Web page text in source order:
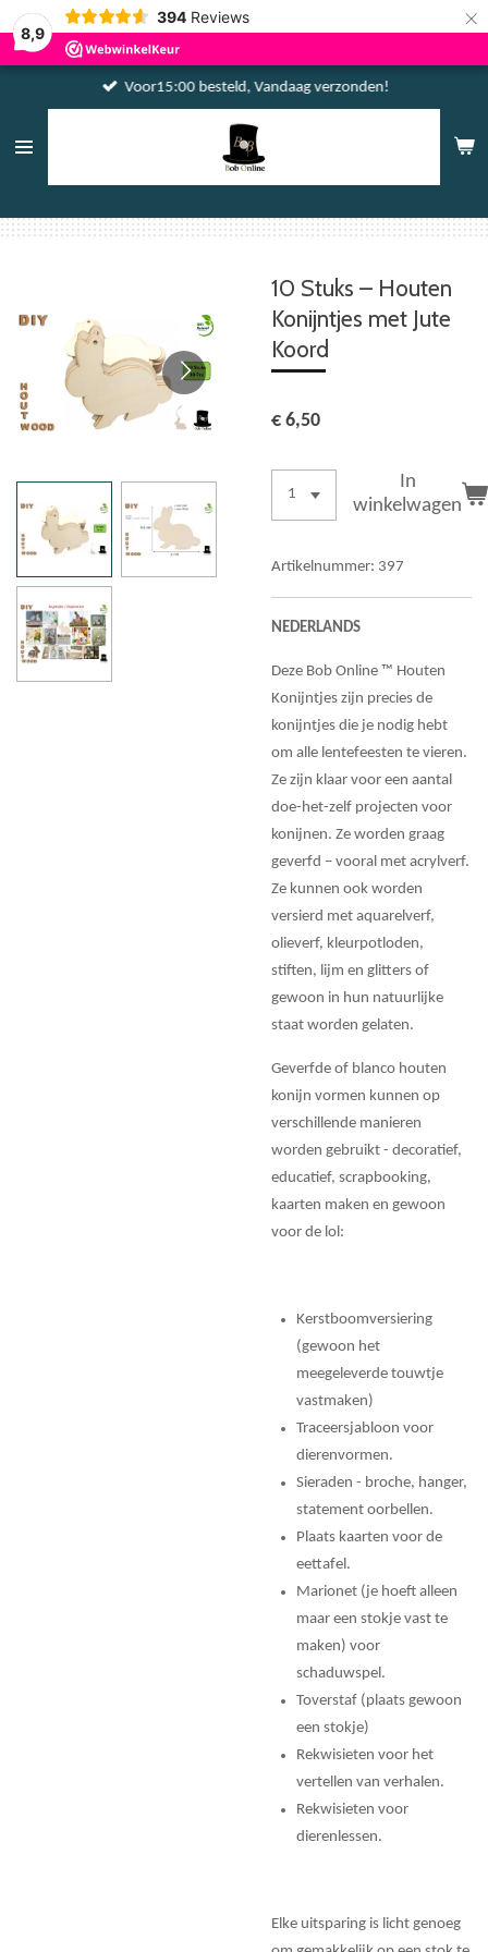
8,9
394 Reviews ×
Voor15:00 besteld, Vandaag verzonden!
10 Stuks – Houten
Konijntjes met Jute
Koord
€ 6,50
In
winkelwagen
Artikelnummer: 397
NEDERLANDS
Deze Bob Online ™ Houten
Konijntjes zijn precies de
konijntjes die je nodig hebt
om alle lentefeesten te vieren.
Ze zijn klaar voor een aantal
doe-het-zelf projecten voor
konijnen. Ze worden graag
geverfd – vooral met acrylverf.
Ze kunnen ook worden
versierd met aquarelverf,
olieverf, kleurpotloden,
stiften, lijm en glitters of
gewoon in hun natuurlijke
staat worden gelaten.
Geverfde of blanco houten
konijn vormen kunnen op
verschillende manieren
worden gebruikt - decoratief,
educatief, scrapbooking,
kaarten maken en gewoon
voor de lol:
Kerstboomversiering
(gewoon het
meegeleverde touwtje
vastmaken)
Traceersjabloon voor
dierenvormen.
Sieraden - broche, hanger,
statement oorbellen.
Plaats kaarten voor de
eettafel.
Marionet (je hoeft alleen
maar een stokje vast te
maken) voor
schaduwspel.
Toverstaf (plaats gewoon
een stokje)
Rekwisieten voor het
vertellen van verhalen.
Rekwisieten voor
dierenlessen.
Elke uitsparing is licht genoeg